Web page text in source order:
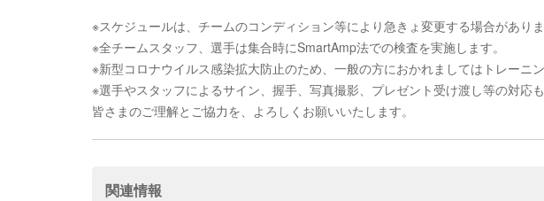
※スケジュールは、チームのコンディション等により急きょ変更する場合がありま
※全チームスタッフ、選手は集合時にSmartAmp法での検査を実施します。
※新型コロナウイルス感染拡大防止のため、一般の方におかれましてはトレーニ
※選手やスタッフによるサイン、握手、写真撮影、プレゼント受け渡し等の対応
皆さまのご理解とご協力を、よろしくお願いいたします。
関連情報